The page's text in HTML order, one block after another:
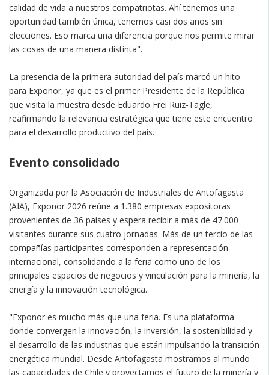
calidad de vida a nuestros compatriotas. Ahí tenemos una
oportunidad también única, tenemos casi dos años sin
elecciones. Eso marca una diferencia porque nos permite mirar
las cosas de una manera distinta".
La presencia de la primera autoridad del país marcó un hito
para Exponor, ya que es el primer Presidente de la República
que visita la muestra desde Eduardo Frei Ruiz-Tagle,
reafirmando la relevancia estratégica que tiene este encuentro
para el desarrollo productivo del país.
Evento consolidado
Organizada por la Asociación de Industriales de Antofagasta
(AIA), Exponor 2026 reúne a 1.380 empresas expositoras
provenientes de 36 países y espera recibir a más de 47.000
visitantes durante sus cuatro jornadas. Más de un tercio de las
compañías participantes corresponden a representación
internacional, consolidando a la feria como uno de los
principales espacios de negocios y vinculación para la minería, la
energía y la innovación tecnológica.
"Exponor es mucho más que una feria. Es una plataforma
donde convergen la innovación, la inversión, la sostenibilidad y
el desarrollo de las industrias que están impulsando la transición
energética mundial. Desde Antofagasta mostramos al mundo
las capacidades de Chile y proyectamos el futuro de la minería y